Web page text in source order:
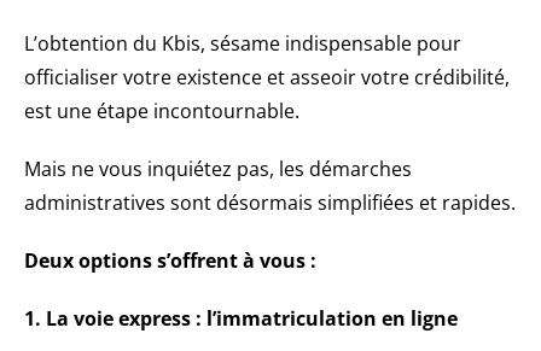
L’obtention du Kbis, sésame indispensable pour
officialiser votre existence et asseoir votre crédibilité,
est une étape incontournable.
Mais ne vous inquiétez pas, les démarches
administratives sont désormais simplifiées et rapides.
Deux options s’offrent à vous :
1. La voie express : l’immatriculation en ligne